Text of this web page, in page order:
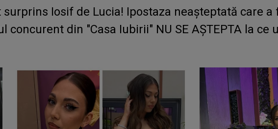
surprins Iosif de Lucia! Ipostaza neașteptată care
concurent din "Casa Iubirii" NU SE AȘTEPTA la ce